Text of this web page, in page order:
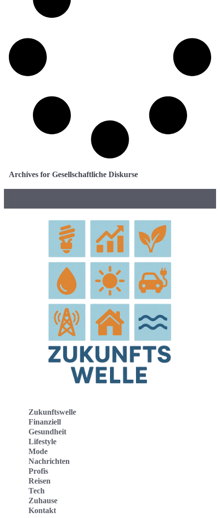
Archives for Gesellschaftliche Diskurse
Zukunftswelle
Finanziell
Gesundheit
Lifestyle
Mode
Nachrichten
Profis
Reisen
Tech
Zuhause
Kontakt